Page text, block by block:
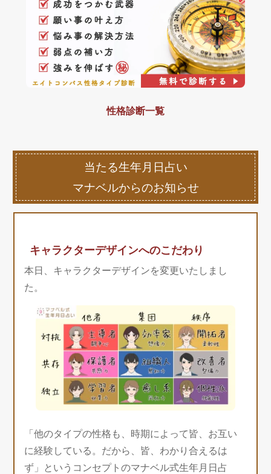
性格診断一覧
当たる生年月日占い
マナベルからのお知らせ
キャラクターデザインへのこだわり
本日、キャラクターデザインを変更いたしまし
た。
「他のタイプの性格も、時期によって皆、お互い
に経験している。だから、皆、わかり合えるは
ず」というコンセプトのマナベル式生年月日占